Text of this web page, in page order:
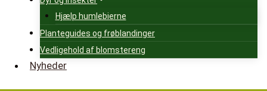
Hjælp humlebierne
Planteguides og frøblandinger
Vedligehold af blomstereng
Nyheder